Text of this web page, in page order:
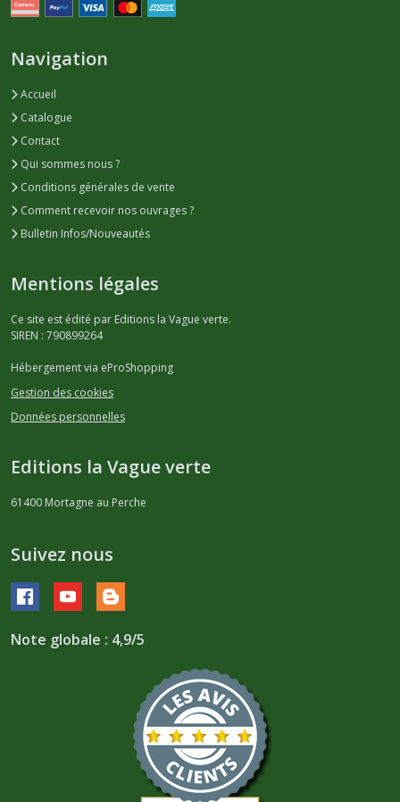
Navigation
Accueil
Catalogue
Contact
Qui sommes nous ?
Conditions générales de vente
Comment recevoir nos ouvrages ?
Bulletin Infos/Nouveautés
Mentions légales
Ce site est édité par Editions la Vague verte.
SIREN : 790899264
Hébergement via eProShopping
Gestion des cookies
Données personnelles
Editions la Vague verte
61400 Mortagne au Perche
Suivez nous
Note globale : 4,9/5